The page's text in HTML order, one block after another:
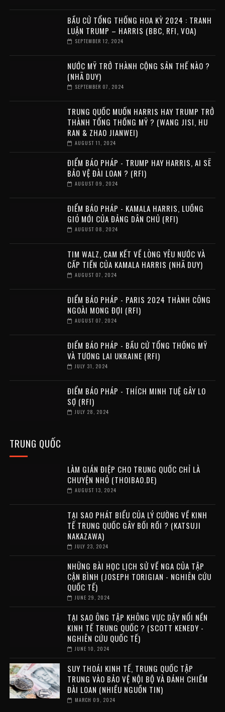
BẦU CỬ TỔNG THỐNG HOA KỲ 2024 : TRANH
LUẬN TRUMP – HARRIS (BBC, RFI, VOA)
SEPTEMBER 12, 2024
NƯỚC MỸ TRỞ THÀNH CỘNG SẢN THẾ NÀO ?
(NHÃ DUY)
SEPTEMBER 07, 2024
TRUNG QUỐC MUỐN HARRIS HAY TRUMP TRỞ
THÀNH TỔNG THỐNG MỸ ? (WANG JISI, HU
RAN & ZHAO JIANWEI)
AUGUST 11, 2024
ĐIỂM BÁO PHÁP - TRUMP HAY HARRIS, AI SẼ
BẢO VỆ ĐÀI LOAN ? (RFI)
AUGUST 09, 2024
ĐIỂM BÁO PHÁP - KAMALA HARRIS, LUỒNG
GIÓ MỚI CỦA ĐẢNG DÂN CHỦ (RFI)
AUGUST 08, 2024
TIM WALZ, CAM KẾT VỀ LÒNG YÊU NƯỚC VÀ
CẤP TIẾN CỦA KAMALA HARRIS (NHÃ DUY)
AUGUST 07, 2024
ĐIỂM BÁO PHÁP - PARIS 2024 THÀNH CÔNG
NGOÀI MONG ĐỢI (RFI)
AUGUST 07, 2024
ĐIỂM BÁO PHÁP - BẦU CỬ TỔNG THỐNG MỸ
VÀ TƯƠNG LAI UKRAINE (RFI)
JULY 31, 2024
ĐIỂM BÁO PHÁP - THÍCH MINH TUỆ GÂY LO
SỢ (RFI)
JULY 28, 2024
TRUNG QUỐC
LÀM GIÁN ĐIỆP CHO TRUNG QUỐC CHỈ LÀ
CHUYỆN NHỎ (THOIBAO.DE)
AUGUST 13, 2024
TẠI SAO PHÁT BIỂU CỦA LÝ CƯỜNG VỀ KINH
TẾ TRUNG QUỐC GÂY BỐI RỐI ? (KATSUJI
NAKAZAWA)
JULY 23, 2024
NHỮNG BÀI HỌC LỊCH SỬ VỀ NGA CỦA TẬP
CẬN BÌNH (JOSEPH TORIGIAN - NGHIÊN CỨU
QUỐC TẾ)
JUNE 29, 2024
TẠI SAO ÔNG TẬP KHÔNG VỰC DẬY NỔI NỀN
KINH TẾ TRUNG QUỐC ? (SCOTT KENEDY -
NGHIÊN CỨU QUỐC TẾ)
JUNE 10, 2024
SUY THOÁI KINH TẾ, TRUNG QUỐC TẬP
TRUNG VÀO BẢO VỆ NỘI BỘ VÀ ĐÁNH CHIẾM
ĐÀI LOAN (NHIỀU NGUỒN TIN)
MARCH 09, 2024